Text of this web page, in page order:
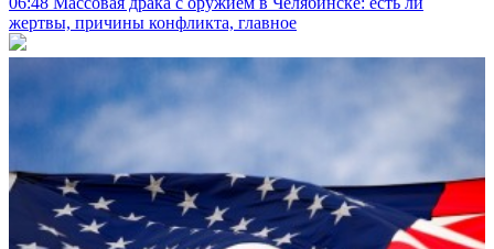
жертвы, причины конфликта, главное